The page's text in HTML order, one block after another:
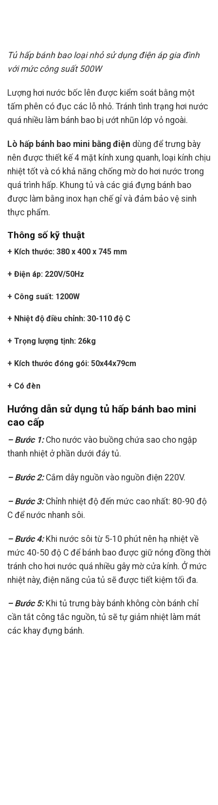
Tủ hấp bánh bao loại nhỏ sử dụng điện áp gia đình
với mức công suất 500W
Lượng hơi nước bốc lên được kiểm soát bằng một
tấm phên có đục các lỗ nhỏ. Tránh tình trạng hơi nước
quá nhiều làm bánh bao bị ướt nhũn lớp vỏ ngoài.
Lò hấp bánh bao mini bằng điện dùng để trưng bày
nên được thiết kế 4 mặt kính xung quanh, loại kính chịu
nhiệt tốt và có khả năng chống mờ do hơi nước trong
quá trình hấp. Khung tủ và các giá đựng bánh bao
được làm bằng inox hạn chế gỉ và đảm bảo vệ sinh
thực phẩm.
Thông số kỹ thuật
+ Kích thước: 380 x 400 x 745 mm
+ Điện áp: 220V/50Hz
+ Công suất: 1200W
+ Nhiệt độ điều chỉnh: 30-110 độ C
+ Trọng lượng tịnh: 26kg
+ Kích thước đóng gói: 50x44x79cm
+ Có đèn
Hướng dẫn sử dụng tủ hấp bánh bao mini
cao cấp
– Bước 1:Cho nước vào buồng chứa sao cho ngập
thanh nhiệt ở phần dưới đáy tủ.
– Bước 2:Cắm dây nguồn vào nguồn điện 220V.
– Bước 3:Chỉnh nhiệt độ đến mức cao nhất: 80-90 độ
C để nước nhanh sôi.
– Bước 4:Khi nước sôi từ 5-10 phút nên hạ nhiệt về
mức 40-50 độ C để bánh bao được giữ nóng đồng thời
tránh cho hơi nước quá nhiều gây mờ cửa kính. Ở mức
nhiệt này, điện năng của tủ sẽ được tiết kiệm tối đa.
– Bước 5:Khi tủ trưng bày bánh không còn bánh chỉ
cần tắt công tắc nguồn, tủ sẽ tự giảm nhiệt làm mát
các khay đựng bánh.